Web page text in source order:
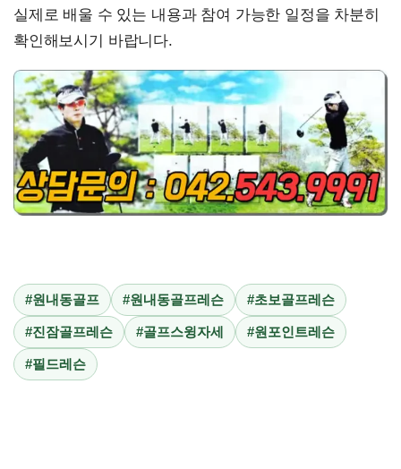
실제로 배울 수 있는 내용과 참여 가능한 일정을 차분히
확인해보시기 바랍니다.
#원내동골프 #원내동골프레슨 #초보골프레슨
#진잠골프레슨 #골프스윙자세 #원포인트레슨
#필드레슨